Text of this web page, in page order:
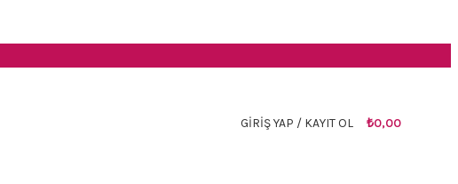
GIRIŞ YAP / KAYIT OL ₺0,00